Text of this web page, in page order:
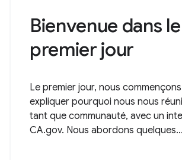
Bienvenue dans le
premier jour
Le premier jour, nous
expliquer pourquoi nous nous
tant que communauté, avec un
CA.gov. Nous abordons quelques...